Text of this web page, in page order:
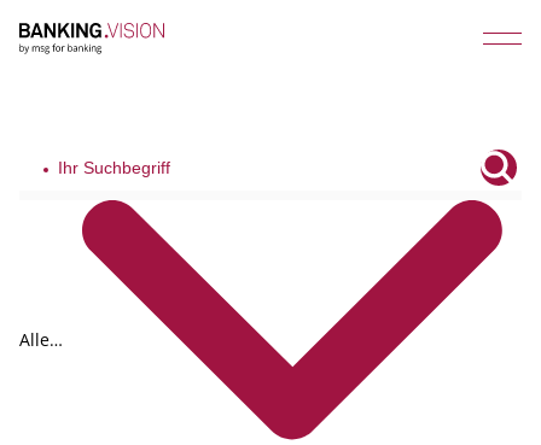
Alle